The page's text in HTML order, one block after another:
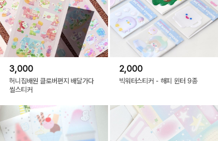
3,000
허니집배원 클로버편지 배달가다
씰스티커
2,000
빅워터스티커 - 해피 윈터 9종